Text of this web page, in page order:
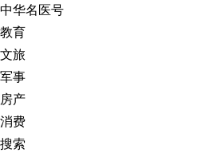
中华名医号
教育
文旅
军事
房产
消费
搜索